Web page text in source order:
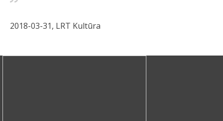
2018-03-31, LRT Kultūra